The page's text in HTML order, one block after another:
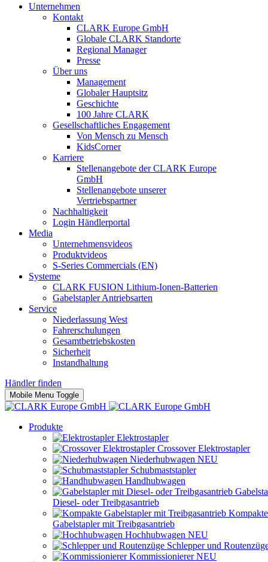
Unternehmen
Kontakt
CLARK Europe GmbH
Globale CLARK Standorte
Regional Manager
Presse
Über uns
Management
Globaler Hauptsitz
Geschichte
100 Jahre CLARK
Gesellschaftliches Engagement
Von Mensch zu Mensch
KidsCorner
Karriere
Stellenangebote der CLARK Europe
GmbH
Stellenangebote unserer
Vertriebspartner
Nachhaltigkeit
Login Händlerportal
Media
Unternehmensvideos
Produktvideos
S-Series Commercials (EN)
Systeme
CLARK FUSION Lithium-Ionen-Batterien
Gabelstapler Antriebsarten
Service
Niederlassung West
Fahrerschulungen
Gesamtbetriebskosten
Sicherheit
Instandhaltung
Händler finden
Mobile Menu Toggle
Produkte
Elektrostapler
Crossover Elektrostapler
Niederhubwagen NEU
Schubmaststapler
Handhubwagen
Diesel- oder Treibgasantrieb
Kompakte
Gabelstapler mit Treibgasantrieb
Hochhubwagen NEU
Schlepper und
Kommissionierer NEU